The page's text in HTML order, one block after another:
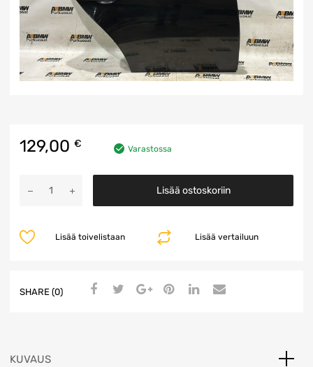
129,00 € Varastossa
määrä
Lisää ostoskoriin
Lisää vertailuun
Lisää toivelistaan
SHARE (0)
KUVAUS